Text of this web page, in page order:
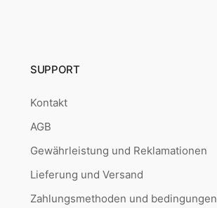
SUPPORT
Kontakt
AGB
Gewährleistung und Reklamationen
Lieferung und Versand
Zahlungsmethoden und bedingungen